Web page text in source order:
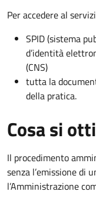
Per accedere al
SPID (sistema
d’identità
(CNS)
tutta la
della pratica.
Cosa si
Il procedimento
senza l’emissione di
l’Amministrazione